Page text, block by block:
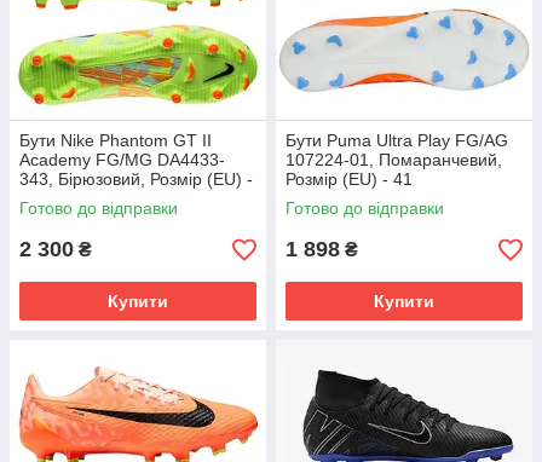
Бути Nike Phantom GT II
Academy FG/MG DA4433-
343, Бірюзовий, Розмір (EU) -
45.5
Готово до відправки
2 300 ₴
Купити
Бути Puma Ultra Play FG/AG
107224-01, Помаранчевий,
Розмір (EU) - 41
Готово до відправки
1 898 ₴
Купити